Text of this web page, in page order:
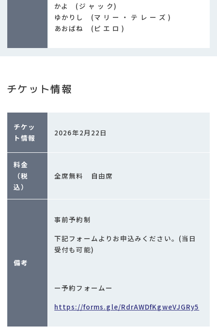
かよ (ジ ャ ッ ク)
ゆかりし (マ リ ー ・ テ レ ー ズ )
あおばね (ピ エ ロ )
チケット情報
チケッ
ト情報
2026年2月22日
料金
（税
込）
全席無料 自由席
備考
事前予約制
下記フォームよりお申込みください。(当日
受付も可能)
ー予約フォームー
https://forms.gle/RdrAWDfKgweVJGRy5